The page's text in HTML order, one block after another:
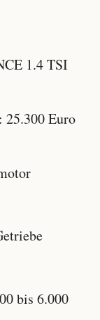
1.4 TSI
25.300 Euro
bis 6.000